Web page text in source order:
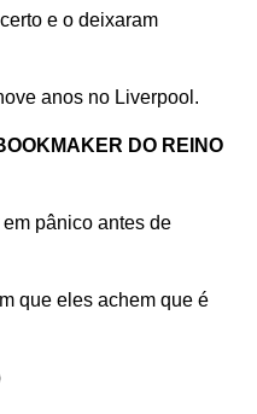
e o deixaram
anos no Liverpool.
DO REINO
pânico antes de
que eles achem que é